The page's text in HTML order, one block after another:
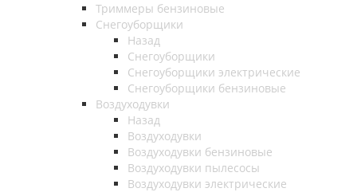
Триммеры бензиновые
Снегоуборщики
Назад
Снегоуборщики
Снегоуборщики электрические
Снегоуборщики бензиновые
Воздуходувки
Назад
Воздуходувки
Воздуходувки бензиновые
Воздуходувки пылесосы
Воздуходувки электрические